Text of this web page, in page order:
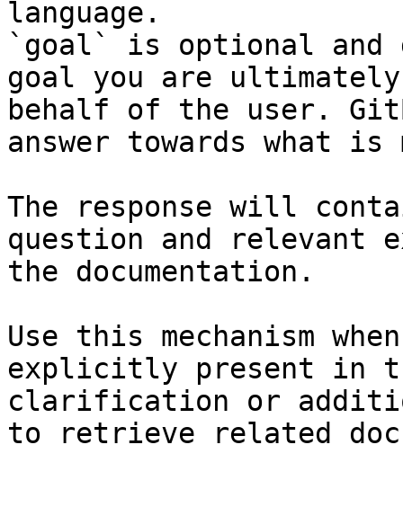
language.
`goal` is optional and
goal you are
behalf of the user.
answer towards what
The response will
question and relevant
the documentation.
Use this mechanism
explicitly present in
clarification or